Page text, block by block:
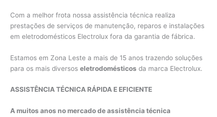
Com a melhor frota nossa assistência técnica realiza
prestações de serviços de manutenção, reparos e instalações
em eletrodomésticos Electrolux fora da garantia de fábrica.
Estamos em Zona Leste a mais de 15 anos trazendo soluções
para os mais diversoseletrodomésticos da marca Electrolux.
ASSISTÊNCIA TÉCNICA RÁPIDA E EFICIENTE
A muitos anos no mercado de assistência técnica